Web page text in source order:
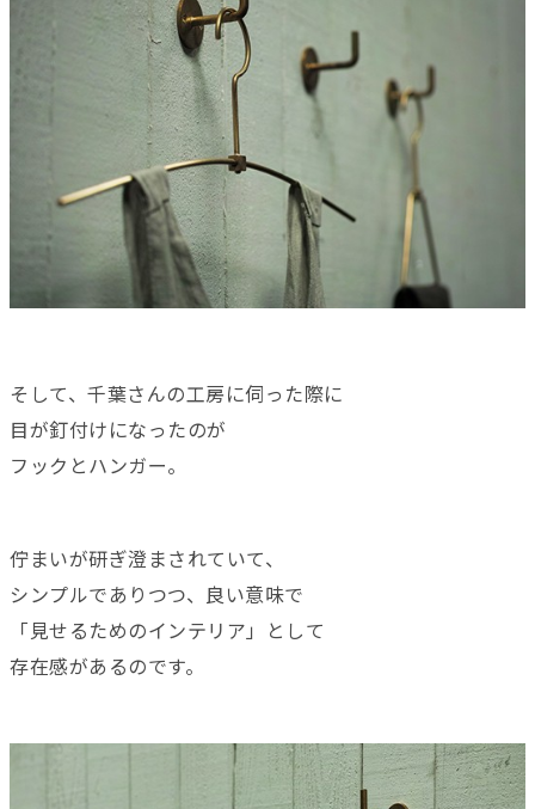
そして、千葉さんの工房に伺った際に
目が釘付けになったのが
フックとハンガー。
佇まいが研ぎ澄まされていて、
シンプルでありつつ、良い意味で
「見せるためのインテリア」として
存在感があるのです。